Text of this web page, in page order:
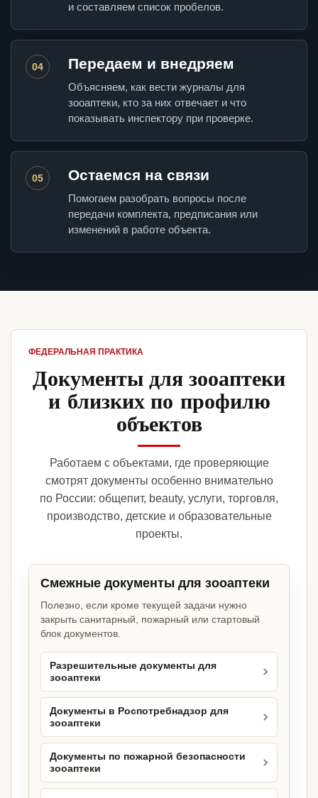
и составляем список пробелов.
04 Передаем и внедряем
Объясняем, как вести журналы для
зооаптеки, кто за них отвечает и что
показывать инспектору при проверке.
05 Остаемся на связи
Помогаем разобрать вопросы после
передачи комплекта, предписания или
изменений в работе объекта.
ФЕДЕРАЛЬНАЯ ПРАКТИКА
Документы для зооаптеки
и близких по профилю
объектов
Работаем с объектами, где проверяющие
смотрят документы особенно внимательно
по России: общепит, beauty, услуги, торговля,
производство, детские и образовательные
проекты.
Смежные документы для зооаптеки
Полезно, если кроме текущей задачи нужно
закрыть санитарный, пожарный или стартовый
блок документов.
Разрешительные документы для
зооаптеки
Документы в Роспотребнадзор для
зооаптеки
Документы по пожарной безопасности
зооаптеки